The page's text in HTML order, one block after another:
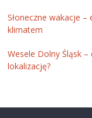
Słoneczne wakacje
klimatem
Wesele Dolny Śląsk
lokalizację?